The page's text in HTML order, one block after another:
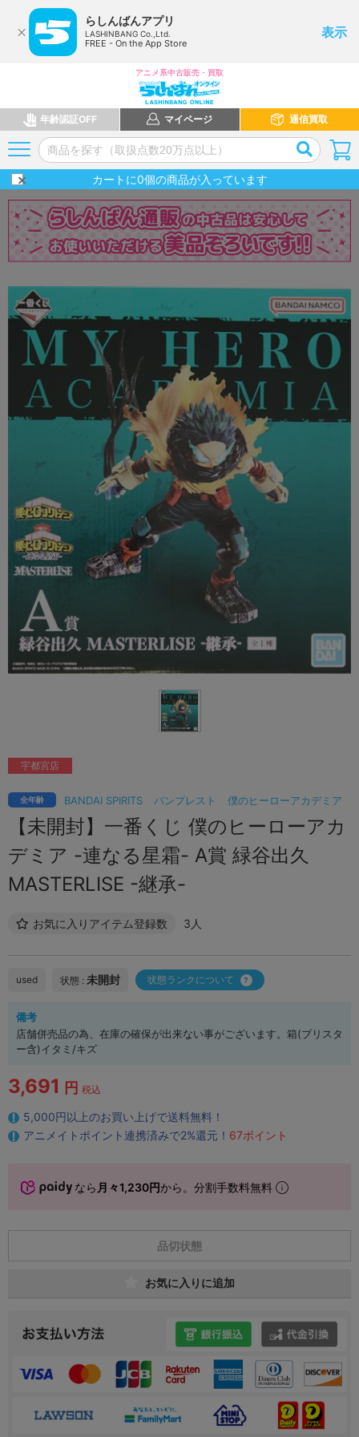
らしんばんアプリ
LASHINBANG Co.,Ltd.
FREE - On the App Store
表示
アニメ系中古販売・買取
年齢認証OFF マイページ 通信買取
カートに0個の商品が入っています
BANDAI SPIRITS バンプレスト 僕のヒーローアカデミア
全年齢
【未開封】一番くじ 僕のヒーローアカ
デミア -連なる星霜- A賞 緑谷出久
MASTERLISE -継承-
お気に入りアイテム登録数 3人
宇都宮店
used 状態 : 未開封 状態ランクについて
備考
店舗併売品の為、在庫の確保が出来ない事がございます。箱(ブリスタ
ー含)イタミ/キズ
3,691 円 税込
5,000円以上のお買い上げで送料無料！
アニメイトポイント連携済みで2%還元！ 67ポイント
なら 月々1,230円から。分割手数料無料
品切状態
お気に入りに追加